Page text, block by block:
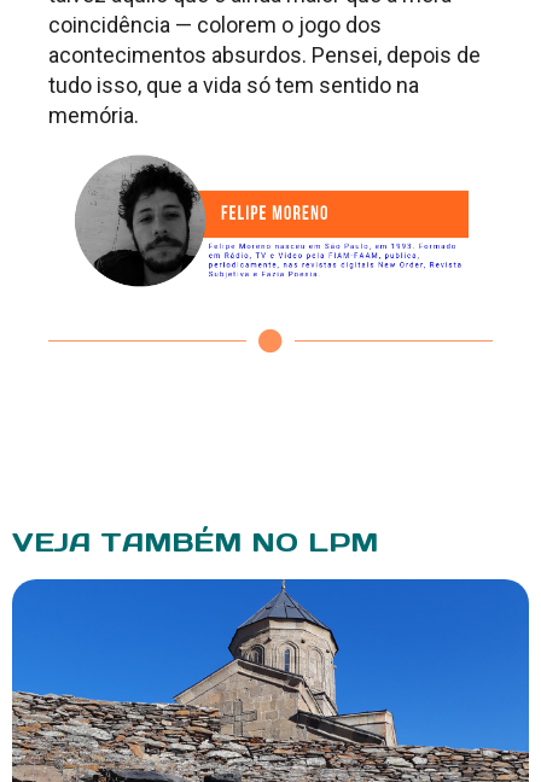
coincidência — colorem o jogo dos
acontecimentos absurdos. Pensei, depois de
tudo isso, que a vida só tem sentido na
memória.
VEJA TAMBÉM NO LPM